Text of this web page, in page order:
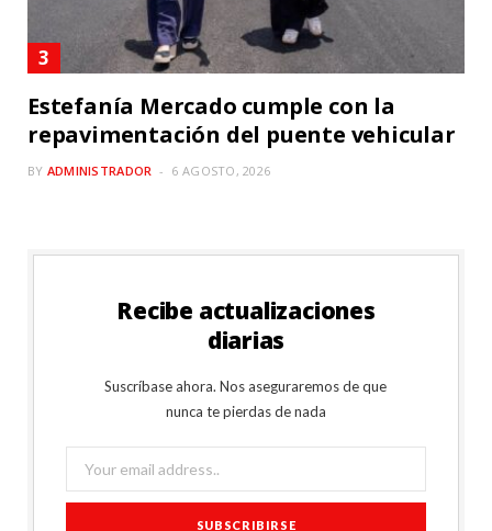
Estefanía Mercado cumple con la
repavimentación del puente vehicular
BY ADMINISTRADOR 6 AGOSTO, 2026
Recibe actualizaciones
diarias
Suscríbase ahora. Nos aseguraremos de que
nunca te pierdas de nada